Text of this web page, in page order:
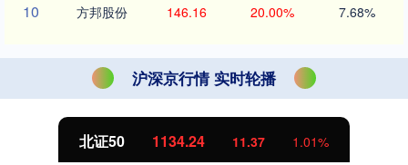
10 方邦股份 146.16 20.00% 7.68%
沪深京行情 实时轮播
北证50 1134.24 11.37 1.01%